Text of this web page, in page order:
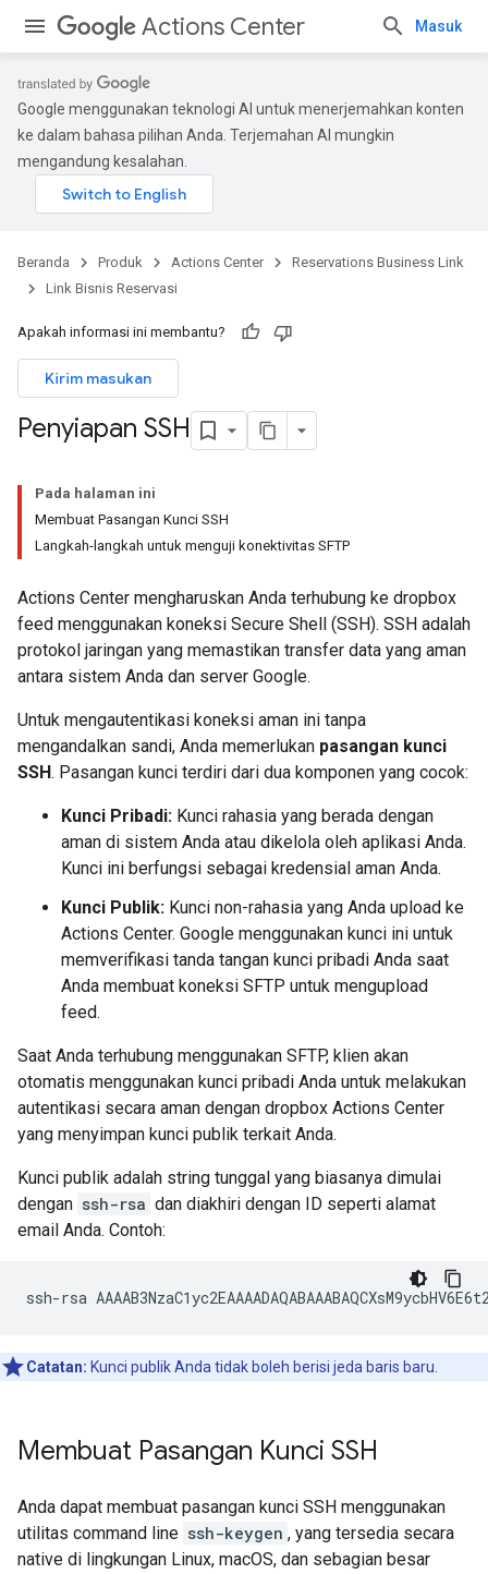
Actions Center Masuk
Google menggunakan teknologi AI untuk menerjemahkan konten
ke dalam bahasa pilihan Anda. Terjemahan AI mungkin
mengandung kesalahan.
Beranda Produk Actions Center
Reservations Business Link
Link Bisnis Reservasi
Apakah informasi ini membantu?
Kirim masukan
Penyiapan SSH
Pada halaman ini
Membuat Pasangan Kunci SSH
Langkah-langkah untuk menguji konektivitas SFTP
Actions Center mengharuskan Anda terhubung ke dropbox
feed menggunakan koneksi Secure Shell (SSH). SSH adalah
protokol jaringan yang memastikan transfer data yang aman
antara sistem Anda dan server Google.
Untuk mengautentikasi koneksi aman ini tanpa
mengandalkan sandi, Anda memerlukan pasangan kunci
SSH. Pasangan kunci terdiri dari dua komponen yang cocok:
Kunci Pribadi: Kunci rahasia yang berada dengan
aman di sistem Anda atau dikelola oleh aplikasi Anda.
Kunci ini berfungsi sebagai kredensial aman Anda.
Kunci Publik: Kunci non-rahasia yang Anda upload ke
Actions Center. Google menggunakan kunci ini untuk
memverifikasi tanda tangan kunci pribadi Anda saat
Anda membuat koneksi SFTP untuk mengupload
feed.
Saat Anda terhubung menggunakan SFTP, klien akan
otomatis menggunakan kunci pribadi Anda untuk melakukan
autentikasi secara aman dengan dropbox Actions Center
yang menyimpan kunci publik terkait Anda.
Kunci publik adalah string tunggal yang biasanya dimulai
dengan ssh-rsa dan diakhiri dengan ID seperti alamat
email Anda. Contoh:
Catatan: Kunci publik Anda tidak boleh berisi jeda baris baru.
Membuat Pasangan Kunci SSH
Anda dapat membuat pasangan kunci SSH menggunakan
utilitas command line ssh-keygen , yang tersedia secara
native di lingkungan Linux, macOS, dan sebagian besar